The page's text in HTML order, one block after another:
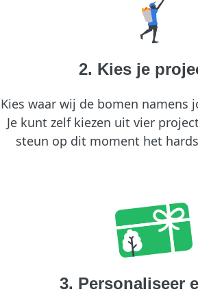
2. Kies je
Kies waar wij de bomen namens
Je kunt zelf kiezen uit vier
steun op dit moment het
3. Personaliseer